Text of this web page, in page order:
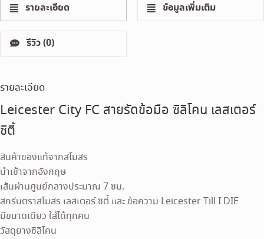
รายละเอียด ข้อมูลเพิ่มเติม
รีวิว (0)
รายละเอียด
Leicester City FC สายรัดข้อมือ ซิลิโคน เลสเตอร์
ซิตี้
สินค้าของแท้จากสโมสร
นำเข้าจากอังกฤษ
เส้นผ่านศูนย์กลางประมาณ 7 ซม.
สกรีนตราสโมสร เลสเตอร์ ซิตี้ และ ข้อความ Leicester Till I DIE
มีขนาดเดียว ใส่ได้ทุกคน
วัสดุยางซิลิโคน